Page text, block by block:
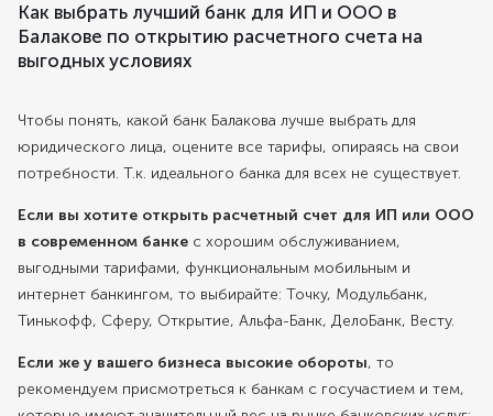
Как выбрать лучший банк для ИП и ООО в
Балакове по открытию расчетного счета на
выгодных условиях
Чтобы понять, какой банк Балакова лучше выбрать для
юридического лица, оцените все тарифы, опираясь на свои
потребности. Т.к. идеального банка для всех не существует.
Если вы хотите открыть расчетный счет для ИП или ООО
в современном банке с хорошим обслуживанием,
выгодными тарифами, функциональным мобильным и
интернет банкингом, то выбирайте: Точку, Модульбанк,
Тинькофф, Сферу, Открытие, Альфа-Банк, ДелоБанк, Весту.
Если же у вашего бизнеса высокие обороты, то
рекомендуем присмотреться к банкам с госучастием и тем,